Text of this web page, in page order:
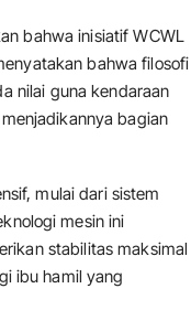
bahwa inisiatif WCWL
bahwa filosofi
nilai guna kendaraan
bagian
mulai dari sistem
mesin ini
stabilitas maksimal
ibu hamil yang